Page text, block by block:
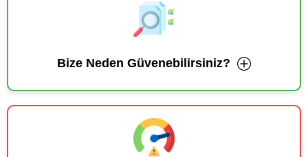
Bize Neden Güvenebilirsiniz?